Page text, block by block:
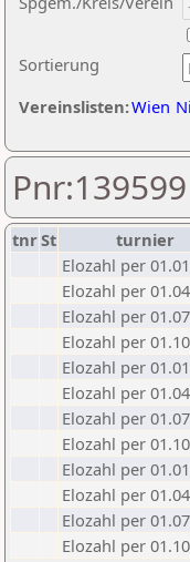
Sortierung
Vereinslisten:Wien
tnrSt turnier
Elozahl per
Elozahl per
Elozahl per
Elozahl per
Elozahl per
Elozahl per
Elozahl per
Elozahl per
Elozahl per
Elozahl per
Elozahl per
Elozahl per